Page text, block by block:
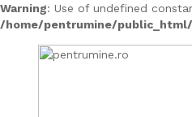
Warning: Use of undefined
/home/pentrumine/